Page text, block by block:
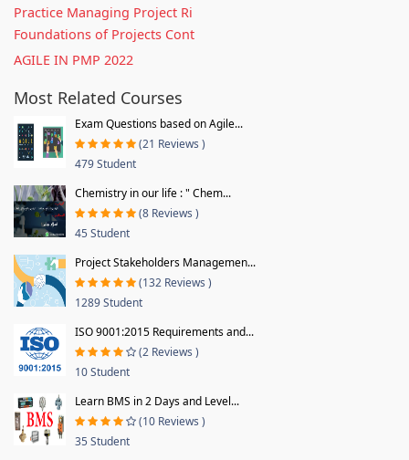
Practice Managing Project Ri
Foundations of Projects Cont
AGILE IN PMP 2022
Most Related Courses
Exam Questions based on Agile...
(21 Reviews )
479 Student
Chemistry in our life : " Chem...
(8 Reviews )
45 Student
Project Stakeholders Managemen...
(132 Reviews )
1289 Student
ISO 9001:2015 Requirements and...
(2 Reviews )
10 Student
Learn BMS in 2 Days and Level...
(10 Reviews )
35 Student